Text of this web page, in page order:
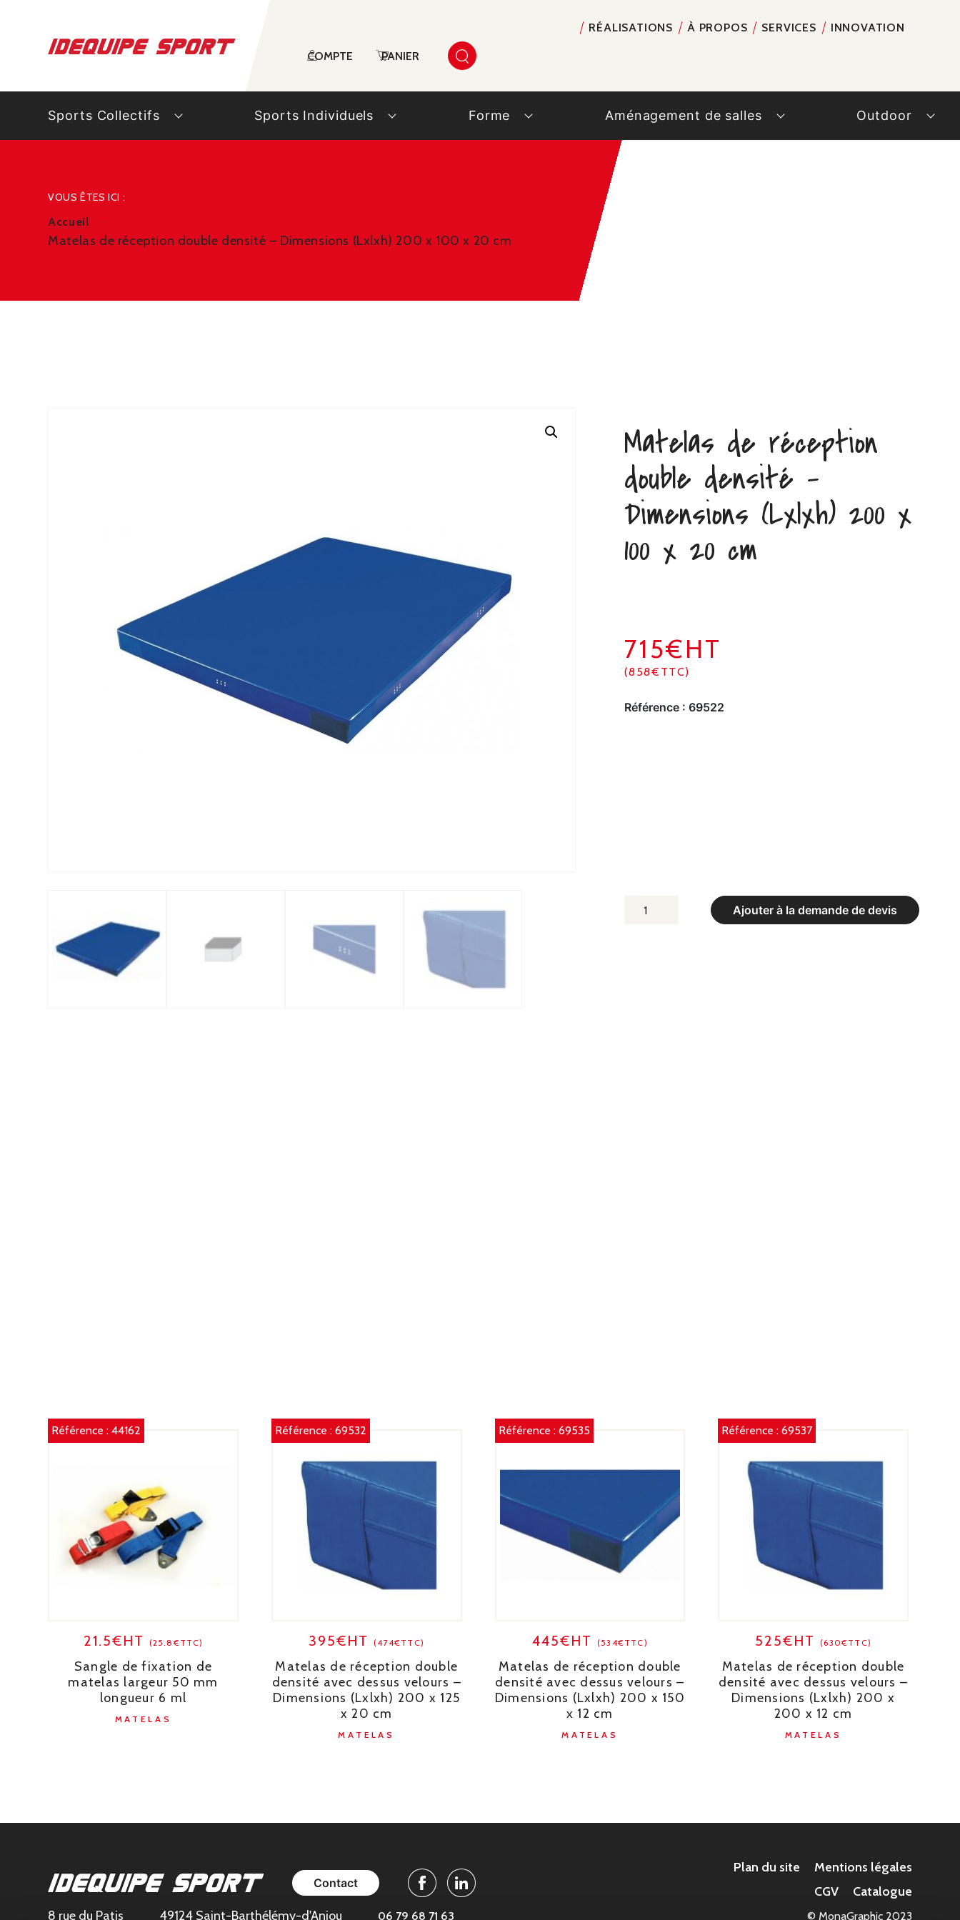
RÉALISATIONS À PROPOS SERVICES INNOVATION
COMPTE PANIER
Sports Collectifs Sports Individuels Forme Aménagement de salles Outdoor
VOUS ÊTES ICI :
Accueil
Matelas de réception double densité – Dimensions (Lxlxh) 200 x 100 x 20 cm
Matelas de réception
double densité –
Dimensions (Lxlxh) 200 x
100 x 20 cm
715€HT
(858€TTC)
Référence : 69522
Ajouter à la demande de devis
QUANTITÉ
Référence :44162
21.5€HT (25.8€TTC)
Sangle de fixation de
matelas largeur 50 mm
longueur 6 ml
MATELAS
Référence : 69532
395€HT(474€TTC)
Matelas de réception double
densité avec dessus velours –
Dimensions (Lxlxh) 200 x 125
x 20 cm
MATELAS
Référence : 69535
445€HT (534€TTC)
Matelas de réception double
densité avec dessus velours –
Dimensions (Lxlxh) 200 x 150
x 12 cm
MATELAS
Référence :69537
525€HT(630€TTC)
Matelas de réception double
densité avec dessus velours –
Dimensions (Lxlxh) 200 x
200 x 12 cm
MATELAS
Contact FacebookLinkedin
Plan du site
Mentions légales
CGV
Catalogue
8 rue du Patis
49124 Saint-Barthélémy-d'Anjou 06 79 68 71 63 © MonaGraphic 2023